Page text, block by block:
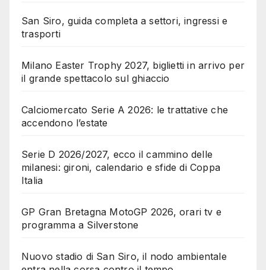
San Siro, guida completa a settori, ingressi e
trasporti
Milano Easter Trophy 2027, biglietti in arrivo per
il grande spettacolo sul ghiaccio
Calciomercato Serie A 2026: le trattative che
accendono l’estate
Serie D 2026/2027, ecco il cammino delle
milanesi: gironi, calendario e sfide di Coppa
Italia
GP Gran Bretagna MotoGP 2026, orari tv e
programma a Silverstone
Nuovo stadio di San Siro, il nodo ambientale